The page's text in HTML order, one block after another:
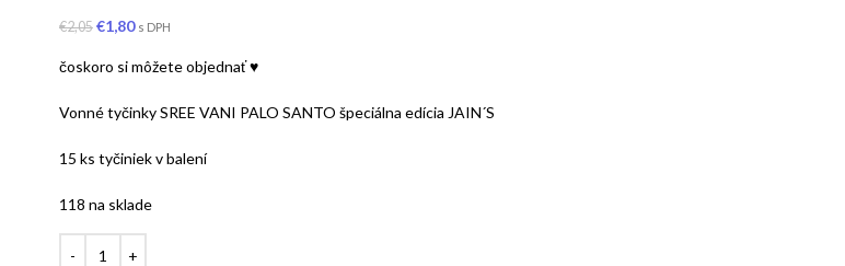
€2,05 €1,80 s DPH
čoskoro si môžete objednať ♥
Vonné tyčinky SREE VANI PALO SANTO špeciálna edícia JAIN´S
15 ks tyčiniek v balení
118 na sklade